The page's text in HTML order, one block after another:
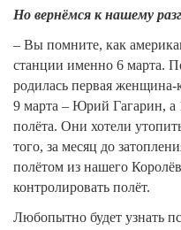
Но вернёмся к нашему
– Вы помните, как
станции именно 6 марта.
родилась первая
9 марта – Юрий Гагарин, а
полёта. Они хотели
того, за месяц до
полётом из нашего
контролировать полёт.
Любопытно будет узнать